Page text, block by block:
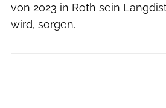
von 2023 in Roth sein
wird, sorgen.